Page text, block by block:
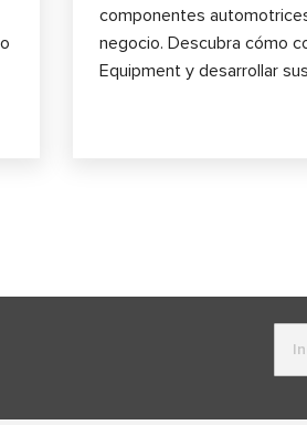
componentes
negocio. Descubra cómo
Equipment y desarrollar